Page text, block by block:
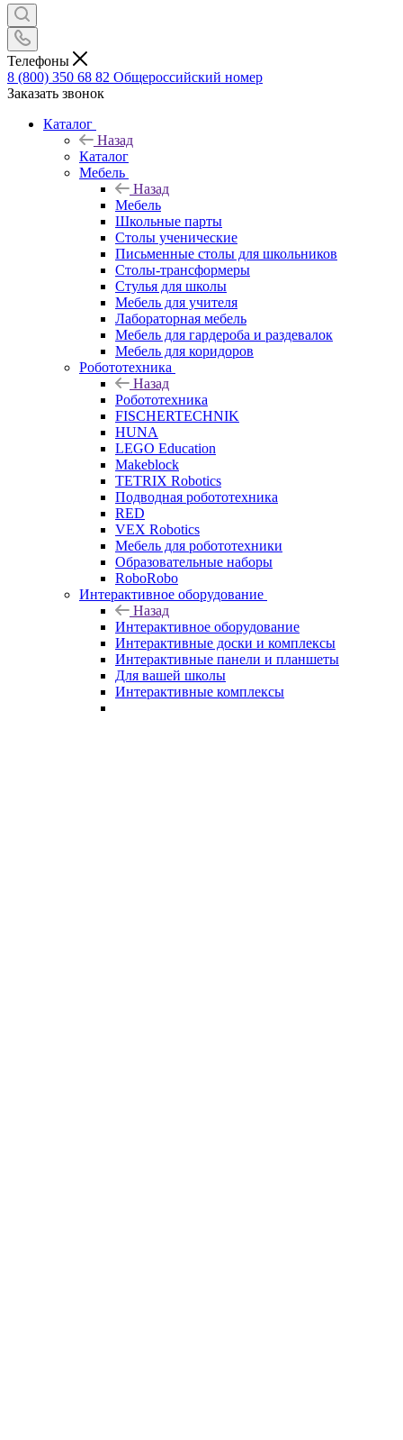
Телефоны
8 (800) 350 68 82 Общероссийский номер
Заказать звонок
Каталог
Назад
Каталог
Мебель
Назад
Мебель
Школьные парты
Столы ученические
Письменные столы для школьников
Столы-трансформеры
Стулья для школы
Мебель для учителя
Лабораторная мебель
Мебель для гардероба и раздевалок
Мебель для коридоров
Робототехника
Назад
Робототехника
FISCHERTECHNIK
HUNA
LEGO Education
Makeblock
TETRIX Robotics
Подводная робототехника
RED
VEX Robotics
Мебель для робототехники
Образовательные наборы
RoboRobo
Интерактивное оборудование
Назад
Интерактивное оборудование
Интерактивные доски и комплексы
Интерактивные панели и планшеты
Для вашей школы
Интерактивные комплексы